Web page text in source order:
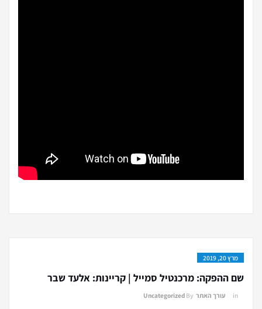
מרץ 20, 2019
שם ההפקה: מרכנטיל סמייל | קריינות: אלעד שבר
By עורך האתר in
Uncategorized